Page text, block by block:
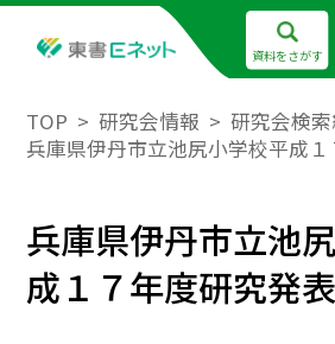
資料をさがす
TOP 研究会情報
研究会検
兵庫県伊丹市立池尻小学校平成
兵庫県伊丹市立池
成１７年度研究発